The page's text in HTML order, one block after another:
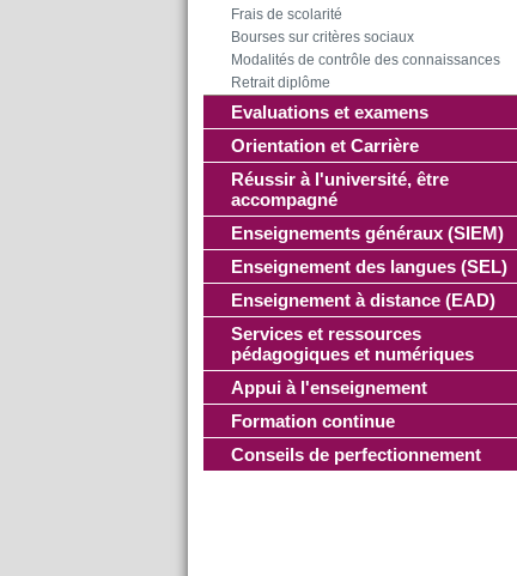
Frais de scolarité
Bourses sur critères sociaux
Modalités de contrôle des connaissances
Retrait diplôme
Evaluations et examens
Orientation et Carrière
Réussir à l'université, être
accompagné
Enseignements généraux (SIEM)
Enseignement des langues (SEL)
Enseignement à distance (EAD)
Services et ressources
pédagogiques et numériques
Appui à l'enseignement
Formation continue
Conseils de perfectionnement